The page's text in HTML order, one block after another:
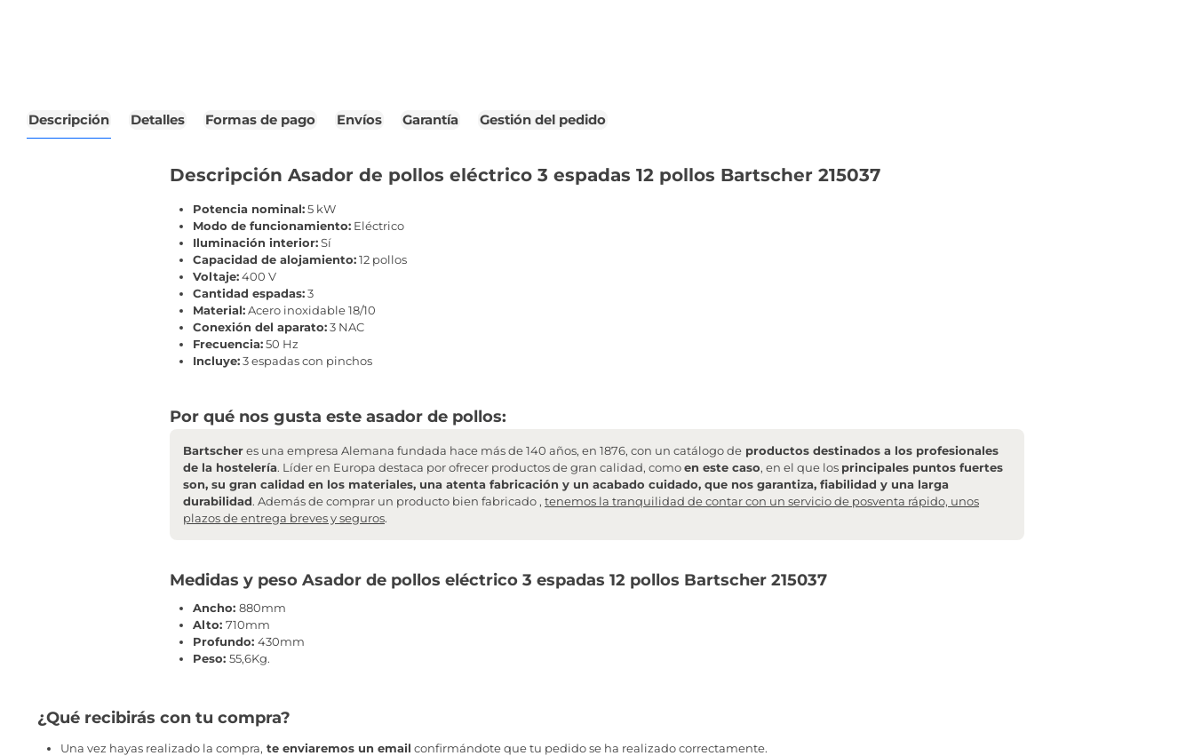
Descripción Detalles Formas de pago Envíos Garantía Gestión del pedido
Descripción Asador de pollos eléctrico 3 espadas 12 pollos Bartscher 215037
Potencia nominal:5 kW
Modo de funcionamiento: Eléctrico
Iluminación interior:Sí
Capacidad de alojamiento:12 pollos
Voltaje:400 V
Cantidad espadas:3
Material:Acero inoxidable 18/10
Conexión del aparato:3 NAC
Frecuencia:50 Hz
Incluye:3 espadas con pinchos
Por qué nos gusta este asador de pollos:
Bartscheres una empresa Alemana fundada hace más de 140 años, en 1876, con un catálogo de productos destinados a los profesionales
de la hostelería. Líder en Europa destaca por ofrecer productos de gran calidad, comoen este caso, en el que los principales puntos fuertes
son, su gran calidad en los materiales, una atenta fabricación y un acabado cuidado, que nos garantiza, fiabilidad y una larga
durabilidad. Además de comprar un producto bien fabricado , tenemos la tranquilidad de contar con un servicio de posventa rápido, unos
plazos de entrega breves y seguros.
Medidas y peso Asador de pollos eléctrico 3 espadas 12 pollos Bartscher 215037
Ancho: 880mm
Alto: 710mm
Profundo: 430mm
Peso: 55,6Kg.
¿Qué recibirás con tu compra?
Una vez hayas realizado la compra, te enviaremos un email confirmándote que tu pedido se ha realizado correctamente.